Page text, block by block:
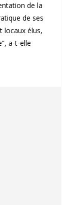
de la
de ses
locaux élus,
a-t-elle